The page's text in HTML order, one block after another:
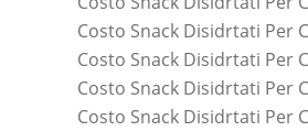
Costo Snack Disidrtati Per
Costo Snack Disidrtati Per
Costo Snack Disidrtati Per
Costo Snack Disidrtati Per